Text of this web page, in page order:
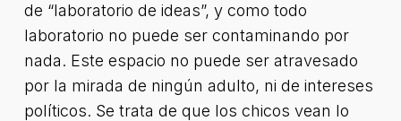
de “laboratorio de ideas”, y como todo
laboratorio no puede ser contaminando por
nada. Este espacio no puede ser atravesado
por la mirada de ningún adulto, ni de intereses
políticos. Se trata de que los chicos vean lo